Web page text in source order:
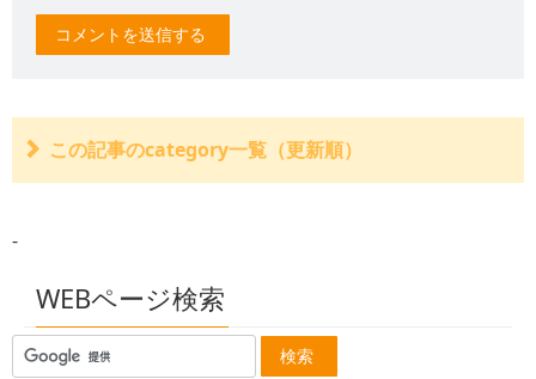
この記事のcategory一覧（更新順）
交通事故で傷害事件 消防員
凍結道路で７台の交通事故
季節外れの３月の雪
パトカー交通事故 ２人死亡
-
WEBページ検索